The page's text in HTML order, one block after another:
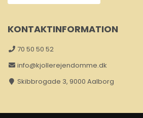
KONTAKTINFORMATION
70 50 50 52
info@kjollerejendomme.dk
Skibbrogade 3, 9000 Aalborg